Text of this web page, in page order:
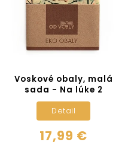
Voskové obaly, malá
sada - Na lúke 2
17,99 €
Detail